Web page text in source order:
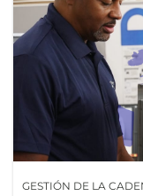
GESTIÓN DE LA